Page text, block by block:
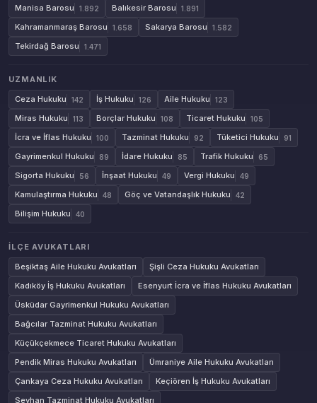
Manisa Barosu 1.892 Balıkesir Barosu 1.891
Kahramanmaraş Barosu 1.658 Sakarya Barosu 1.582
Tekirdağ Barosu 1.471
UZMANLIK
Ceza Hukuku
142 İş Hukuku 126 Aile Hukuku 123
Miras Hukuku 113 Borçlar Hukuku 108 Ticaret Hukuku 105
İcra ve İflas Hukuku 100 Tazminat Hukuku 92 Tüketici Hukuku 91
Gayrimenkul Hukuku 89 İdare Hukuku 85 Trafik Hukuku 65
Sigorta Hukuku 56 İnşaat Hukuku 49 Vergi Hukuku 49
Kamulaştırma Hukuku 48 Göç ve Vatandaşlık Hukuku 42
Bilişim Hukuku 40
İLÇE AVUKATLARI
Beşiktaş Aile Hukuku Avukatları
Şişli Ceza Hukuku Avukatları
Kadıköy İş Hukuku Avukatları
Esenyurt İcra ve İflas Hukuku Avukatları
Üsküdar Gayrimenkul Hukuku Avukatları
Bağcılar Tazminat Hukuku Avukatları
Küçükçekmece Ticaret Hukuku Avukatları
Pendik Miras Hukuku Avukatları
Ümraniye Aile Hukuku Avukatları
Çankaya Ceza Hukuku Avukatları
Keçiören İş Hukuku Avukatları
Seyhan Tazminat Hukuku Avukatları